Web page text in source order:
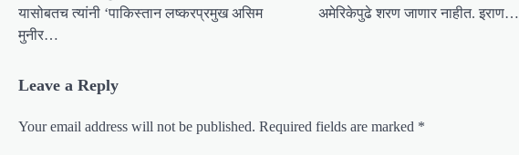
a
t
n
यासोबतच त्यांनी ‘पाकिस्तान लष्करप्रमुख असिम
मुनीर…
अमेरिकेपुढे शरण जाणार नाहीत. इराण…
Leave a Reply
Your email address will not be published. Required fields are marked *